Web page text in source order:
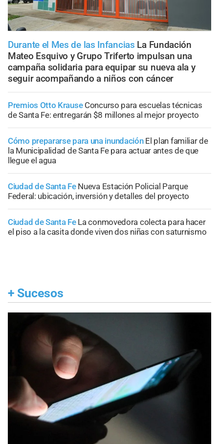
Durante el Mes de las Infancias La Fundación
Mateo Esquivo y Grupo Triferto impulsan una
campaña solidaria para equipar su nueva ala y
seguir acompañando a niños con cáncer
Premios Otto Krause Concurso para escuelas técnicas
de Santa Fe: entregarán $8 millones al mejor proyecto
Cómo prepararse para una inundación El plan familiar de
la Municipalidad de Santa Fe para actuar antes de que
llegue el agua
Ciudad de Santa Fe Nueva Estación Policial Parque
Federal: ubicación, inversión y detalles del proyecto
Ciudad de Santa Fe La conmovedora colecta para hacer
el piso a la casita donde viven dos niñas con saturnismo
+ Sucesos